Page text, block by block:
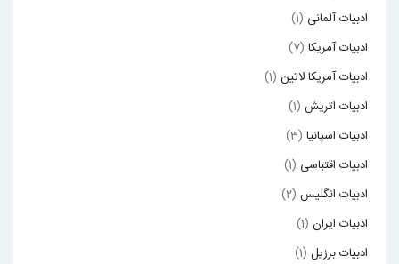
ادبیات آلمانی (1)
ادبیات آمریکا (7)
ادبیات آمریکا لاتین (1)
ادبیات اتریش (1)
ادبیات اسپانیا (3)
ادبیات اقتباسی (1)
ادبیات انگلیس (2)
ادبیات ایران (1)
ادبیات برزیل (1)